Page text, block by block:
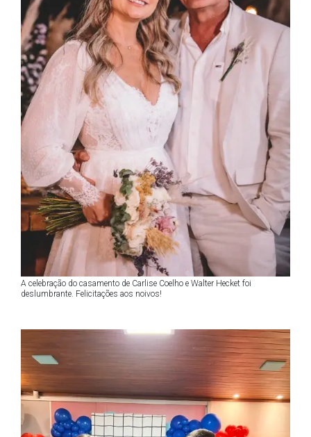
A celebração do casamento de Carlise Coelho e Walter Hecket foi
deslumbrante. Felicitações aos noivos!